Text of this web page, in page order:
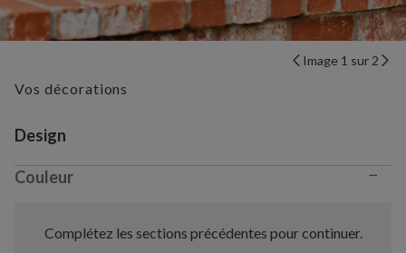
Image 1 sur 2
Vos décorations
Variant selection
Design
Couleur −
Complétez les sections précédentes pour continuer.